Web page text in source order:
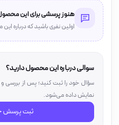
هنوز پرسشی برای این
اولین نفری باشید که درباره
سوالی درباره این محصول دارید؟
سؤال خود را ثبت کنید؛ پس از
نمایش داده می‌شود.
ثبت پرسش